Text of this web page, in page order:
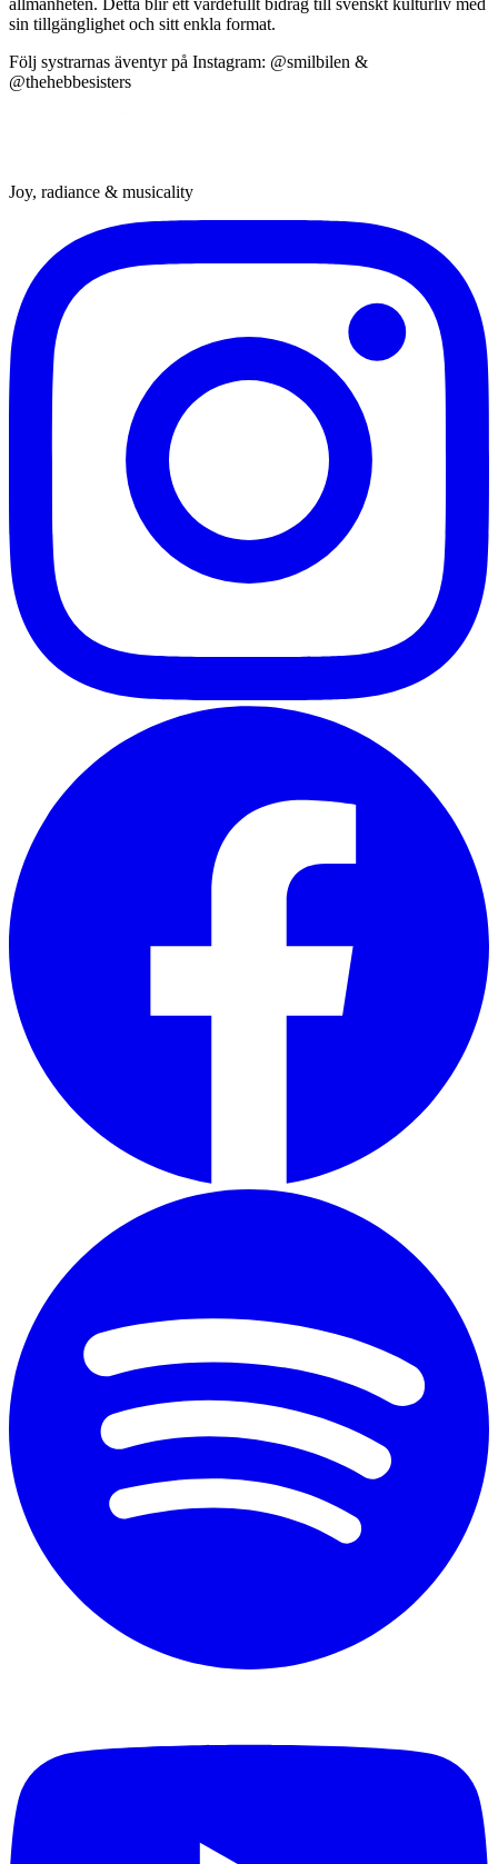
sin tillgänglighet och sitt enkla format.
Följ systrarnas äventyr på Instagram: @smilbilen &
@thehebbesisters
Joy, radiance & musicality